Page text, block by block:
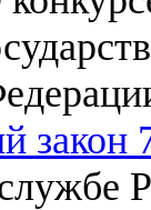
закон